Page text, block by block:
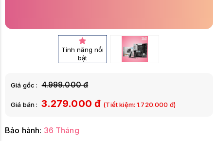
Tính năng nổi
bật
Giá gốc : 4.999.000 đ
Giá bán : 3.279.000 đ (Tiết kiệm:1.720.000 đ)
Bảo hành: 36 Tháng